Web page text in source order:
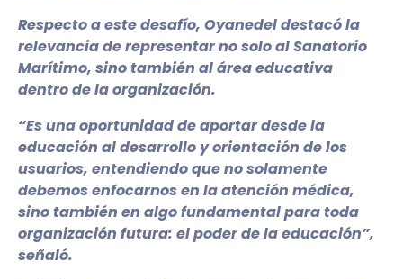
Respecto a este desafío, Oyanedel destacó la
relevancia de representar no solo al Sanatorio
Marítimo, sino también al área educativa
dentro de la organización.
“Es una oportunidad de aportar desde la
educación al desarrollo y orientación de los
usuarios, entendiendo que no solamente
debemos enfocarnos en la atención médica,
sino también en algo fundamental para toda
organización futura: el poder de la educación”,
señaló.